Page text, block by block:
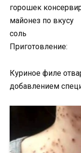
горошек
майонез по вкусу
соль
Приготовление:
Куриное филе
добавлением